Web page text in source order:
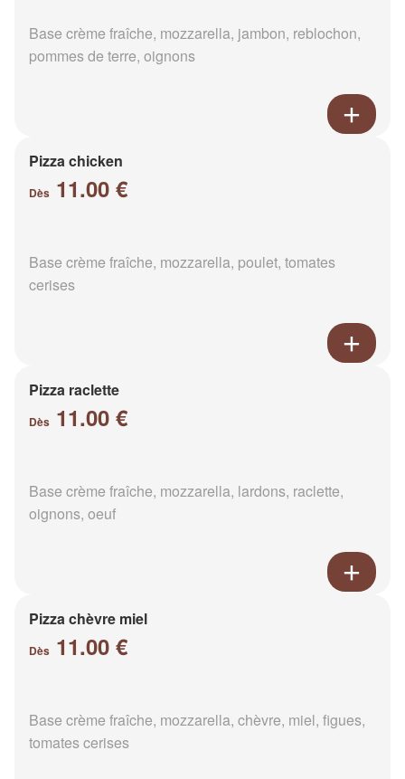
Base crème fraîche, mozzarella, jambon, reblochon,
pommes de terre, oignons
Pizza chicken
Dès 11.00 €
Base crème fraîche, mozzarella, poulet, tomates
cerises
Pizza raclette
Dès 11.00 €
Base crème fraîche, mozzarella, lardons, raclette,
oignons, oeuf
Pizza chèvre miel
Dès 11.00 €
Base crème fraîche, mozzarella, chèvre, miel, figues,
tomates cerises